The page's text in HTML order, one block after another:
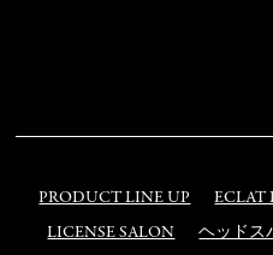
PRODUCT LINE UP ECLAT
LICENSE SALON
ヘッドス